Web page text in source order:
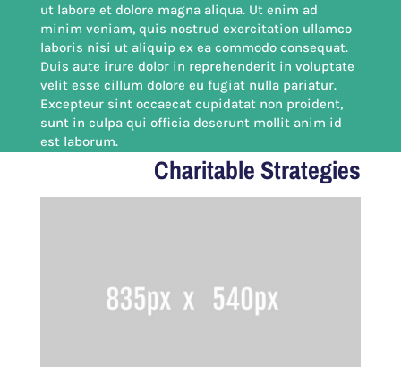
ut labore et dolore magna aliqua. Ut enim ad
minim veniam, quis nostrud exercitation ullamco
laboris nisi ut aliquip ex ea commodo consequat.
Duis aute irure dolor in reprehenderit in voluptate
velit esse cillum dolore eu fugiat nulla pariatur.
Excepteur sint occaecat cupidatat non proident,
sunt in culpa qui officia deserunt mollit anim id
est laborum.
Charitable Strategies